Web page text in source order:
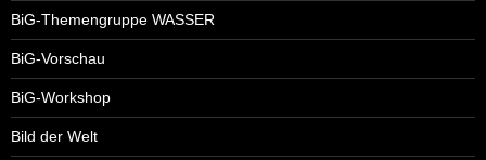
BiG-Themengruppe WASSER
BiG-Vorschau
BiG-Workshop
Bild der Welt